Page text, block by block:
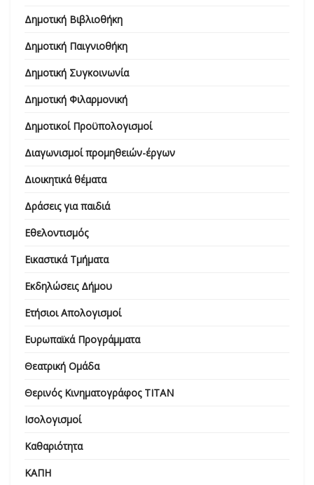
Δημοτική Βιβλιοθήκη
Δημοτική Παιγνιοθήκη
Δημοτική Συγκοινωνία
Δημοτική Φιλαρμονική
Δημοτικοί Προϋπολογισμοί
Διαγωνισμοί προμηθειών-έργων
Διοικητικά θέματα
Δράσεις για παιδιά
Εθελοντισμός
Εικαστικά Τμήματα
Εκδηλώσεις Δήμου
Ετήσιοι Απολογισμοί
Ευρωπαϊκά Προγράμματα
Θεατρική Ομάδα
Θερινός Κινηματογράφος ΤΙΤΑΝ
Ισολογισμοί
Καθαριότητα
ΚΑΠΗ